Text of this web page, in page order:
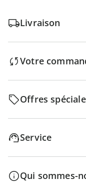
Livraison
Votre
Offres
Service
Qui sommes-